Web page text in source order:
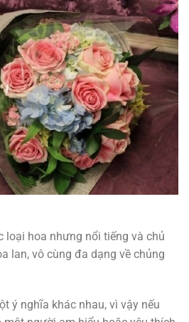
loại hoa nhưng nổi tiếng và chủ
lan, vô cùng đa dạng về chủng
ý nghĩa khác nhau, vì vậy nếu